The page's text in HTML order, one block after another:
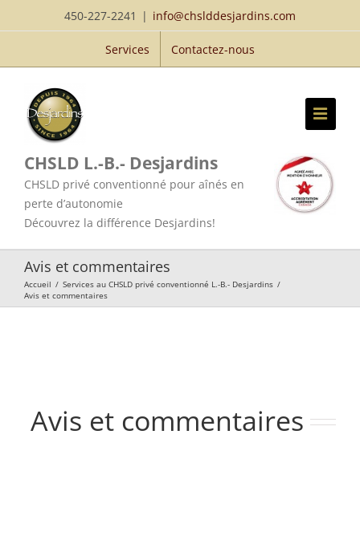
au
450-227-2241 | info@chslddesjardins.com
Services Contactez-nous
CHSLD L.-B.- Desjardins
CHSLD privé conventionné pour aînés en
perte d’autonomie
Découvrez la différence Desjardins!
Avis et commentaires
Accueil / Services au CHSLD privé conventionné L.-B.- Desjardins /
Avis et commentaires
Avis et commentaires